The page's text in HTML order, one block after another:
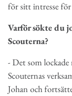
för sitt intresse
Varför sökte du
Scouterna?
- Det som
Scouternas
Johan och